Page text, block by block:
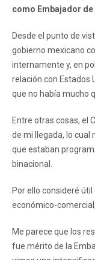
como Embajador
Desde el punto de
gobierno mexicano
internamente y, en
relación con Estados
que no había mucho
Entre otras cosas, el
de mi llegada, lo cual
que estaban
binacional.
Por ello consideré
económico-
Me parece que los
fue mérito de la